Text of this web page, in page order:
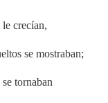
crecían,
se mostraban;
tornaban